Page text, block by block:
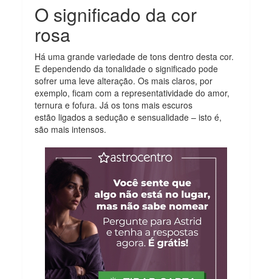
O significado da cor
rosa
Há uma grande variedade de tons dentro desta cor.
E dependendo da tonalidade o significado pode
sofrer uma leve alteração. Os mais claros, por
exemplo, ficam com a representatividade do amor,
ternura e fofura. Já os tons mais escuros
estão ligados a sedução e sensualidade – isto é,
são mais intensos.